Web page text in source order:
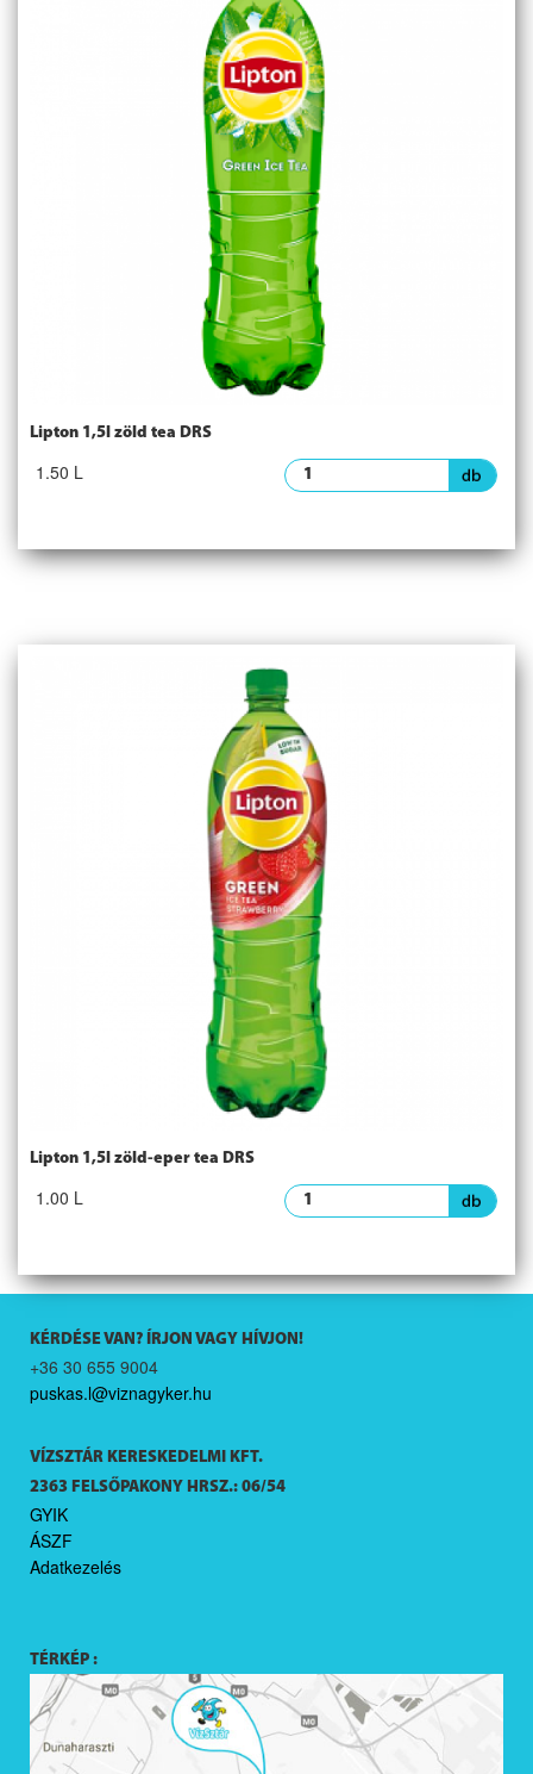
Lipton 1,5l zöld tea DRS
1.50 L
Lipton 1,5l zöld-eper tea DRS
1.00 L
KÉRDÉSE VAN? ÍRJON VAGY HÍVJON!
+36 30 655 9004
puskas.l@viznagyker.hu
VÍZSZTÁR KERESKEDELMI KFT.
2363 FELSŐPAKONY HRSZ.: 06/54
GYIK
ÁSZF
Adatkezelés
TÉRKÉP :